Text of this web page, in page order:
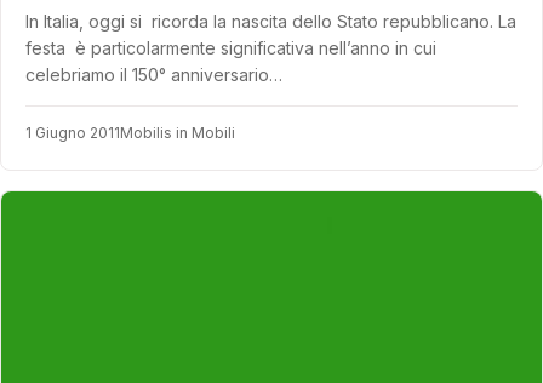
In Italia, oggi si ricorda la nascita dello Stato repubblicano. La
festa è particolarmente significativa nell’anno in cui
celebriamo il 150° anniversario…
1 Giugno 2011Mobilis in Mobili